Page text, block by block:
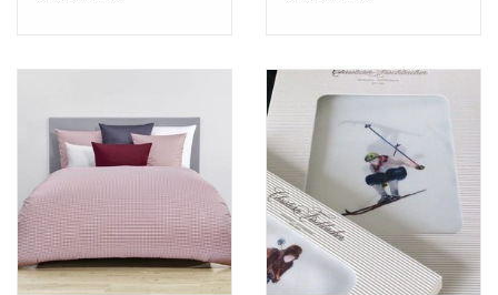
Blog-Aktuelles
Marken